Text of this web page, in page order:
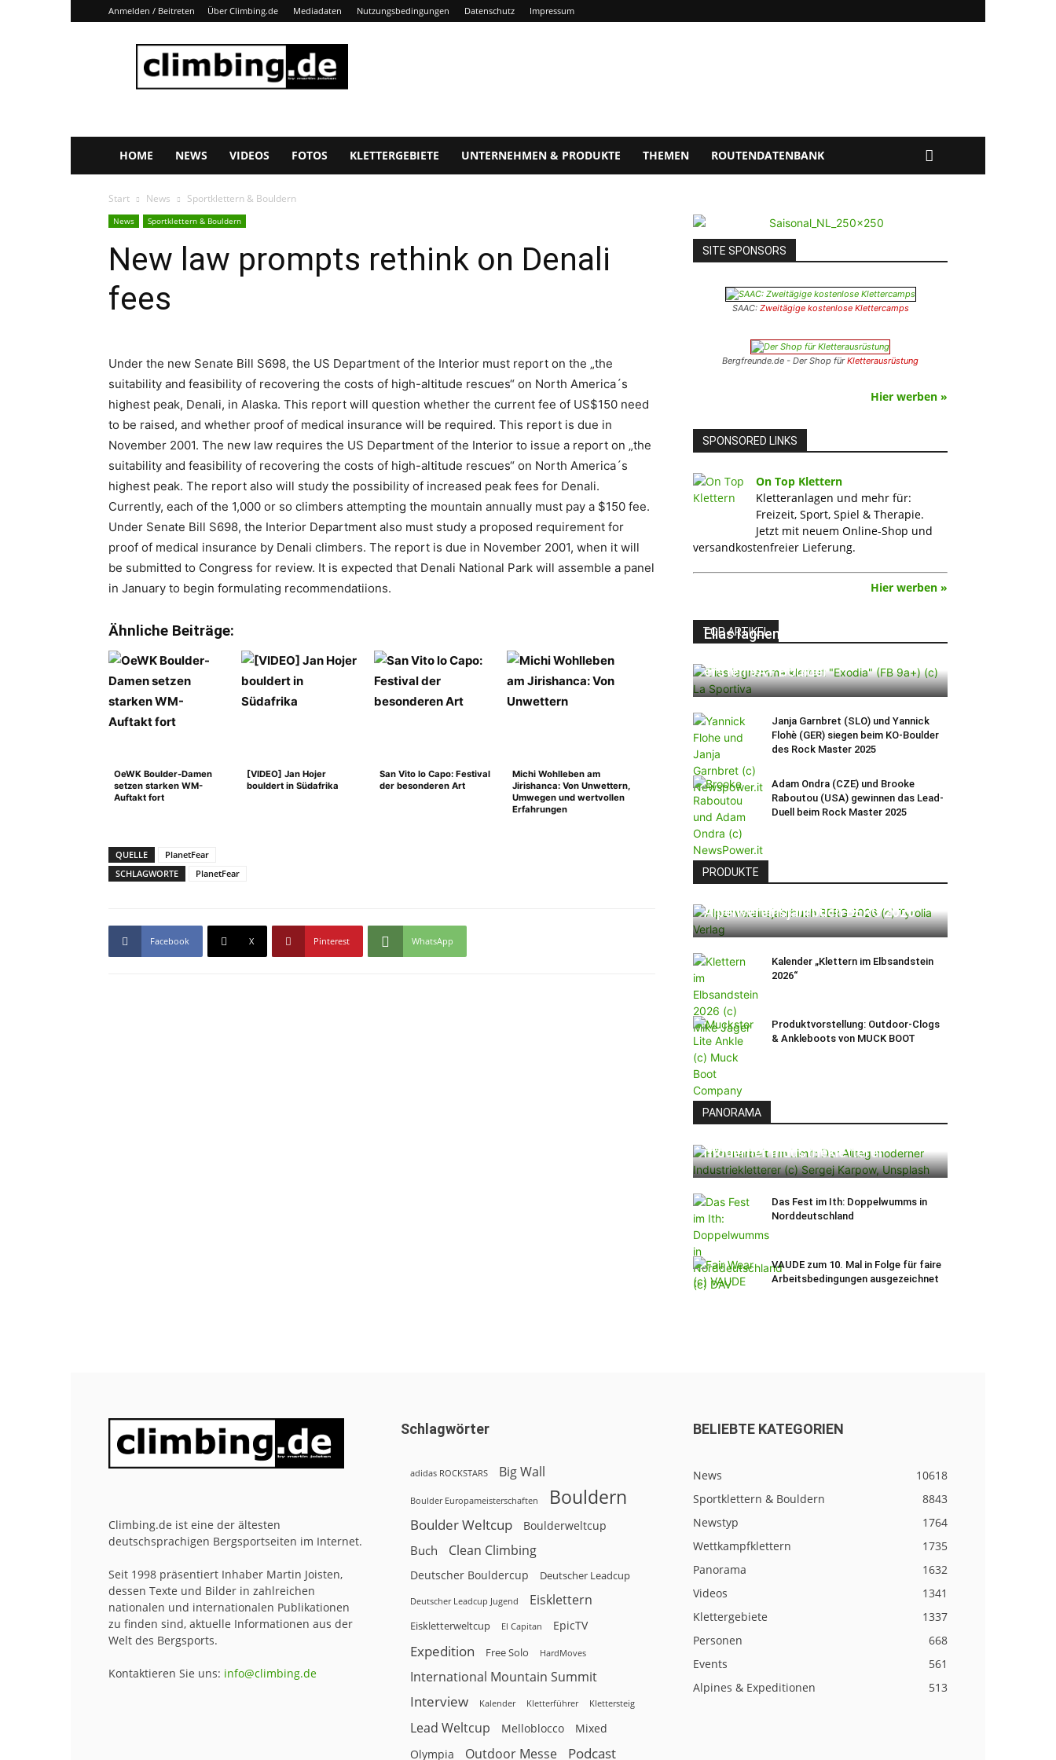
Anmelden / Beitreten Über Climbing.de Mediadaten Nutzungsbedingungen Datenschutz Impressum
Climbing.de
HOME NEWS VIDEOS FOTOS KLETTERGEBIETE UNTERNEHMEN & PRODUKTE THEMEN ROUTENDATENBANK
Start News Sportklettern & Bouldern
News Sportklettern & Bouldern
New law prompts rethink on Denali
fees
Under the new Senate Bill S698, the US Department of the Interior must report on the „the
suitability and feasibility of recovering the costs of high-altitude rescues“ on North America´s
highest peak, Denali, in Alaska. This report will question whether the current fee of US$150 need
to be raised, and whether proof of medical insurance will be required. This report is due in
November 2001. The new law requires the US Department of the Interior to issue a report on „the
suitability and feasibility of recovering the costs of high-altitude rescues“ on North America´s
highest peak. The report also will study the possibility of increased peak fees for Denali.
Currently, each of the 1,000 or so climbers attempting the mountain annually must pay a $150 fee.
Under Senate Bill S698, the Interior Department also must study a proposed requirement for
proof of medical insurance by Denali climbers. The report is due in November 2001, when it will
be submitted to Congress for review. It is expected that Denali National Park will assemble a panel
in January to begin formulating recommendatiions.
Ähnliche Beiträge:
OeWK Boulder-Damen
setzen starken WM-
Auftakt fort
[VIDEO] Jan Hojer
bouldert in Südafrika
San Vito lo Capo: Festival
der besonderen Art
Michi Wohlleben am
Jirishanca: Von Unwettern,
Umwegen und wertvollen
Erfahrungen
QUELLE
PlanetFear
SCHLAGWORTE
PlanetFear
Facebook X Pinterest WhatsApp
SITE SPONSORS
SAAC: Zweitägige kostenlose Klettercamps
Bergfreunde.de - Der Shop fürKletterausrüstung
Hier werben »
SPONSORED LINKS
On Top Klettern
Kletteranlagen und mehr für:
Freizeit, Sport, Spiel & Therapie.
Jetzt mit neuem Online-Shop und
versandkostenfreier Lieferung.
Hier werben »
TOP ARTIKEL
Elias Iagnemma klettert „Exodia“:
ersten 9A+ Boulder
Janja Garnbret (SLO) und Yannick
Flohè (GER) siegen beim KO-Boulder
des Rock Master 2025
Adam Ondra (CZE) und Brooke
Raboutou (USA) gewinnen das Lead-
Duell beim Rock Master 2025
PRODUKTE
Alpenvereinsjahrbuch BERG 2026
Kalender „Klettern im Elbsandstein
2026“
Produktvorstellung: Outdoor-Clogs
& Ankleboots von MUCK BOOT
PANORAMA
moderner Industriekletterer
Das Fest im Ith: Doppelwumms in
Norddeutschland
VAUDE zum 10. Mal in Folge für faire
Arbeitsbedingungen ausgezeichnet
Climbing.de ist eine der ältesten
deutschsprachigen Bergsportseiten im Internet.
Seit 1998 präsentiert Inhaber Martin Joisten,
dessen Texte und Bilder in zahlreichen
nationalen und internationalen Publikationen
zu finden sind, aktuelle Informationen aus der
Welt des Bergsports.
Kontaktieren Sie uns: info@climbing.de
Schlagwörter
adidas ROCKSTARS Big Wall
Boulder Europameisterschaften Bouldern
Boulder Weltcup Boulderweltcup
Buch Clean Climbing
Deutscher Bouldercup Deutscher Leadcup
Deutscher Leadcup Jugend Eisklettern
Eiskletterweltcup El Capitan EpicTV
Expedition Free Solo HardMoves
International Mountain Summit
Interview Kalender Kletterführer Klettersteig
Lead Weltcup Melloblocco Mixed
Olympia Outdoor Messe Podcast
BELIEBTE KATEGORIEN
News
10618
Sportklettern & Bouldern
8843
Newstyp
1764
Wettkampfklettern
1735
Panorama
1632
Videos
1341
Klettergebiete
1337
Personen
668
Events
561
Alpines & Expeditionen
513